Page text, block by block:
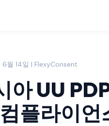
월 14일 | FlexyConsent
아 UU
플라이언